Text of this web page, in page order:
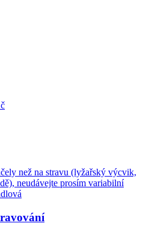
než na stravu (lyžařský výcvik,
neudávejte prosím variabilní